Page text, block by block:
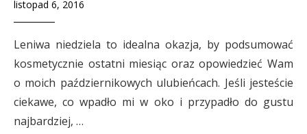
listopad 6, 2016
Leniwa niedziela to idealna okazja, by podsumować
kosmetycznie ostatni miesiąc oraz opowiedzieć Wam
o moich październikowych ulubieńcach. Jeśli jesteście
ciekawe, co wpadło mi w oko i przypadło do gustu
najbardziej, …